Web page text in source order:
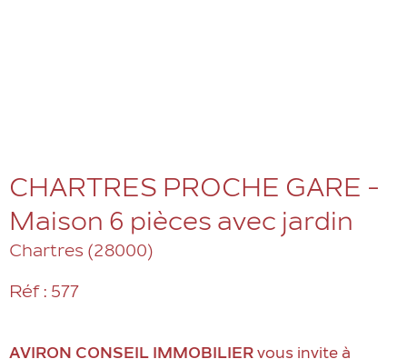
CHARTRES PROCHE GARE -
Maison 6 pièces avec jardin
Chartres (28000)
Réf : 577
AVIRON CONSEIL IMMOBILIER vous invite à